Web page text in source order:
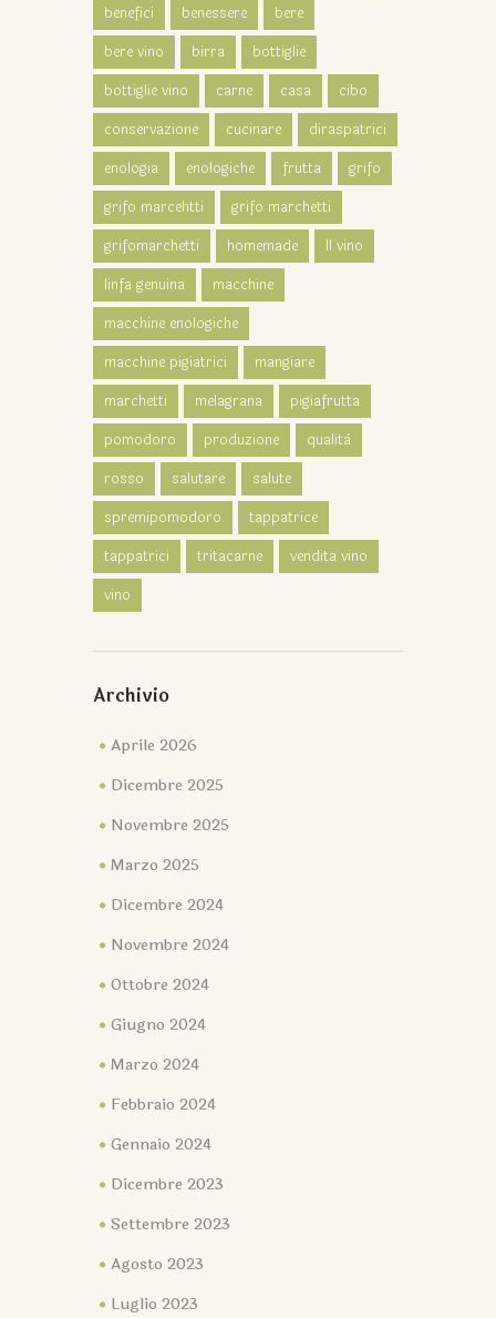
benefici
benessere
bere
bere vino
birra
bottiglie
bottiglie vino
carne casa
cibo
conservazione
cucinare
diraspatrici
enologia
enologiche frutta
grifo
grifo marcehtti
grifo marchetti
grifomarchetti
homemade
Il vino
linfa genuina
macchine
macchine enologiche
macchine pigiatrici
mangiare
marchetti
melagrana
pigiafrutta
pomodoro
produzione
qualità
rosso
salutare
salute
spremipomodoro
tappatrice
tappatrici
tritacarne
vendita vino
vino
Archivio
Aprile 2026
Dicembre 2025
Novembre 2025
Marzo 2025
Dicembre 2024
Novembre 2024
Ottobre 2024
Giugno 2024
Marzo 2024
Febbraio 2024
Gennaio 2024
Dicembre 2023
Settembre 2023
Agosto 2023
Luglio 2023